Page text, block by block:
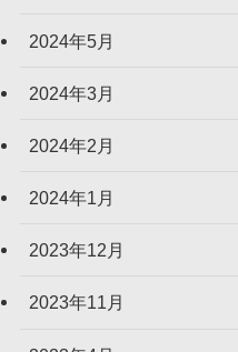
2024年5月
2024年3月
2024年2月
2024年1月
2023年12月
2023年11月